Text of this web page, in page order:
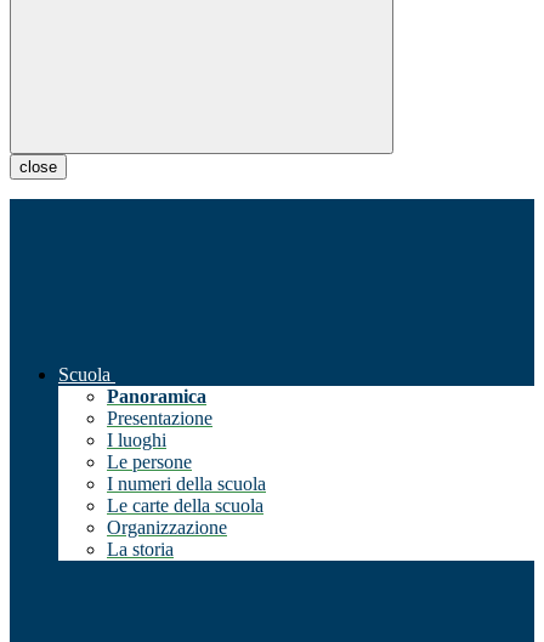
close
Scuola
Panoramica
Presentazione
I luoghi
Le persone
I numeri della scuola
Le carte della scuola
Organizzazione
La storia